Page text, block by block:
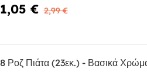
1,05 € 2,99 €
8 Ροζ Πιάτα (23εκ.) - Βασικά